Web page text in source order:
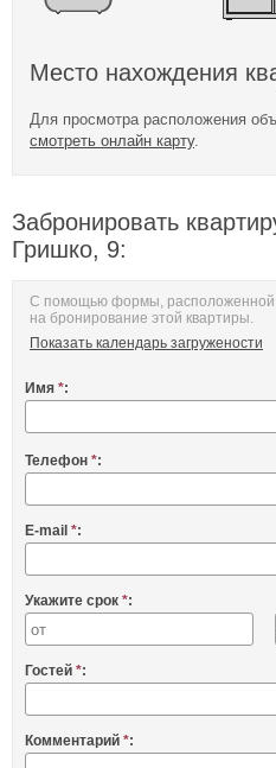
Место нахождения
Для просмотра расположения
смотреть онлайн карту.
Забронировать
Гришко, 9:
С помощью формы, расположенной
на бронирование этой квартиры.
Показать календарь загружености
Имя *:
Телефон *:
E-mail *:
Укажите срок *:
Гостей *:
Комментарий *: